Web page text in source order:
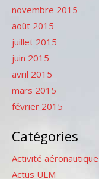
novembre 2015
août 2015
juillet 2015
juin 2015
avril 2015
mars 2015
février 2015
Catégories
Activité aéronautique
Actus ULM